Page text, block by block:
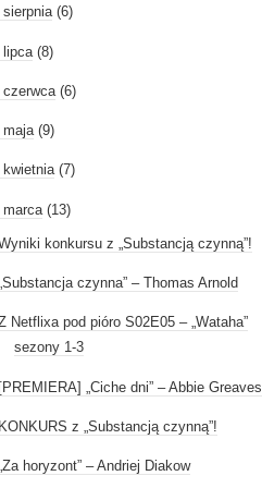
sierpnia (6)
lipca (8)
czerwca (6)
maja (9)
kwietnia (7)
marca (13)
konkursu z „Substancją czynną”!
czynna” – Thomas Arnold
Netflixa pod pióro S02E05 – „Wataha”
sezony 1-3
„Ciche dni” – Abbie Greaves
z „Substancją czynną”!
horyzont” – Andriej Diakow